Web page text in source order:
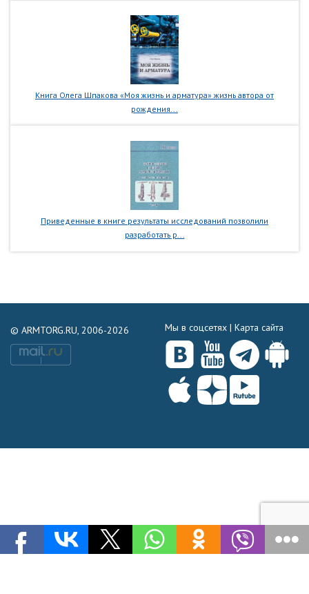
Книга Олега Шпакова «Моя жизнь и арматура» жизнь автора от
рождения...
Приведенные в книге результаты исследований позволили
разработать р...
© ARMTORG.RU, 2006-2026 Мы в соцсетях | Карта сайта